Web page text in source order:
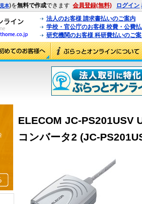
見本)を無料で作成できます 会員登録(無料) ログイン
法人のお客様 請求書払いのご案内
学校・官公庁のお客様 校費・公費
研究機関のお客様 科研費払いのご
ELECOM JC-PS201USV
コンバータ2 (JC-